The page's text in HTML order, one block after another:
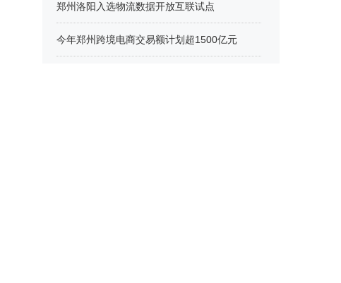
郑州洛阳入选物流数据开放互联试点
今年郑州跨境电商交易额计划超1500亿元